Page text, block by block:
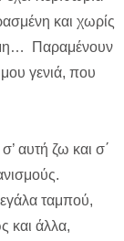
και χωρίς
Παραμένουν
γενιά, που
αυτή ζω και σ΄
ταμπού,
και άλλα,